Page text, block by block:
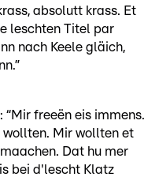
absolutt krass. Et
leschten Titel par
nach Keele gläich,
freeën eis immens.
wollten. Mir wollten et
Dat hu mer
bei d'lescht Klatz